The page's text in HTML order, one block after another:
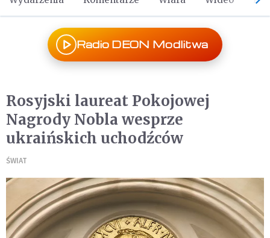
Radio DEON Modlitwa
Rosyjski laureat Pokojowej
Nagrody Nobla wesprze
ukraińskich uchodźców
ŚWIAT